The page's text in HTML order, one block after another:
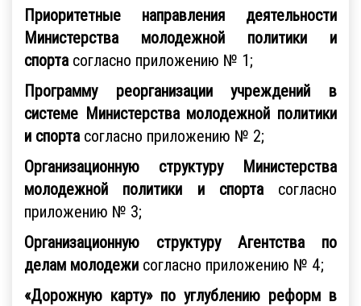
Приоритетные направления деятельности
Министерства молодежной политики и
спортасогласно приложению № 1;
Программу реорганизации учреждений в
системе Министерства молодежной политики
и спортасогласно приложению № 2;
Организационную структуру Министерства
молодежной политики и спорта согласно
приложению № 3;
Организационную структуру Агентства по
делам молодежи согласно приложению № 4;
«Дорожную карту» по углублению реформ в